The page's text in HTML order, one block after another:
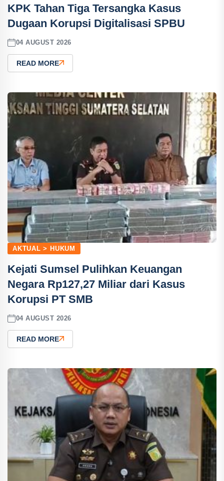
KPK Tahan Tiga Tersangka Kasus
Dugaan Korupsi Digitalisasi SPBU
04 AUGUST 2026
READ MORE
AKTUAL > HUKUM
Kejati Sumsel Pulihkan Keuangan
Negara Rp127,27 Miliar dari Kasus
Korupsi PT SMB
04 AUGUST 2026
READ MORE